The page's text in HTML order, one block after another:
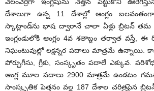
దేశాలుగా ఉన్న 11 దేశాల్లో ఆంగ్లం బలవంతంగా
స్కాట్లాండ్‌ను భాష ద్వారానే చాలా ఏళ్లు బ్రిటన్ తమ
ఇంగ్లండులోకి ఆంగ్లం 4వ శతాబ్దం తర్వాత వస్తే, ఈ
నిఘంటువుల్లో లక్షన్నర పదాలు మాత్రమే
పోర్చుగీసు, గ్రీకు, సంస్కృతం పదాలే ఎక్కువ.
ఆంగ్ల మూల పదాలు 2900 మాత్రమే ఉండటం
సాంస్కృతిక పెత్తనం వల్ల 187 దేశాల చరిత్రపైన